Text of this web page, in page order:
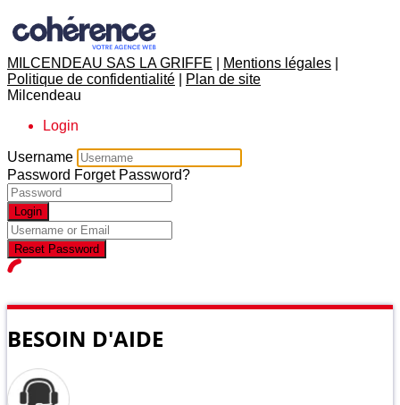
MILCENDEAU SAS LA GRIFFE Mentions légales
Politique de confidentialité
Plan de site
Milcendeau
Login
Username
Password Forget Password?
Login
Reset Password
BESOIN D'AIDE